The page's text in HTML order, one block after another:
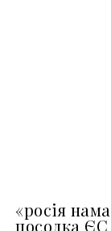
«росія
посолка ЄС